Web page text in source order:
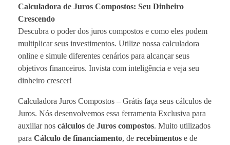
Calculadora de Juros Compostos: Seu Dinheiro
Crescendo
Descubra o poder dos juros compostos e como eles podem
multiplicar seus investimentos. Utilize nossa calculadora
online e simule diferentes cenários para alcançar seus
objetivos financeiros. Invista com inteligência e veja seu
dinheiro crescer!
Calculadora Juros Compostos – Grátis faça seus cálculos de
Juros. Nós desenvolvemos essa ferramenta Exclusiva para
auxiliar nos cálculos de Juros compostos. Muito utilizados
para Cálculo de financiamento, de recebimentos e de